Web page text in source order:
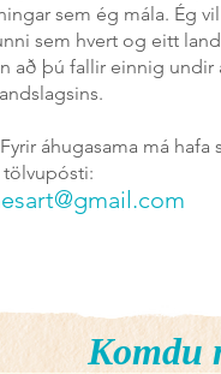
sem ég mála. Ég
sem hvert og eitt
að þú fallir einnig undir
áhugasama má hafa
tölvupósti:
Komdu